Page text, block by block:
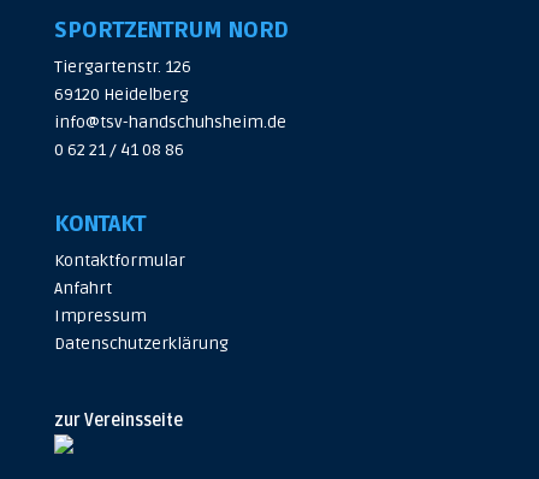
SPORTZENTRUM NORD
Tiergartenstr. 126
69120 Heidelberg
info@tsv-handschuhsheim.de
0 62 21 / 41 08 86
KONTAKT
Kontaktformular
Anfahrt
Impressum
Datenschutzerklärung
zur Vereinsseite